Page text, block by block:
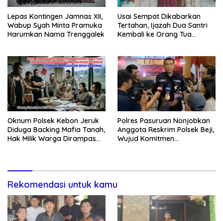
Lepas Kontingen Jamnas XII,
Wabup Syah Minta Pramuka
Harumkan Nama Trenggalek
Usai Sempat Dikabarkan
Tertahan, Ijazah Dua Santri
Kembali ke Orang Tua
Oknum Polsek Kebon Jeruk
Diduga Backing Mafia Tanah,
Hak Milik Warga Dirampas
Polres Pasuruan Nonjobkan
Anggota Reskrim Polsek Beji,
Wujud Komitmen
Rekomendasi untuk kamu